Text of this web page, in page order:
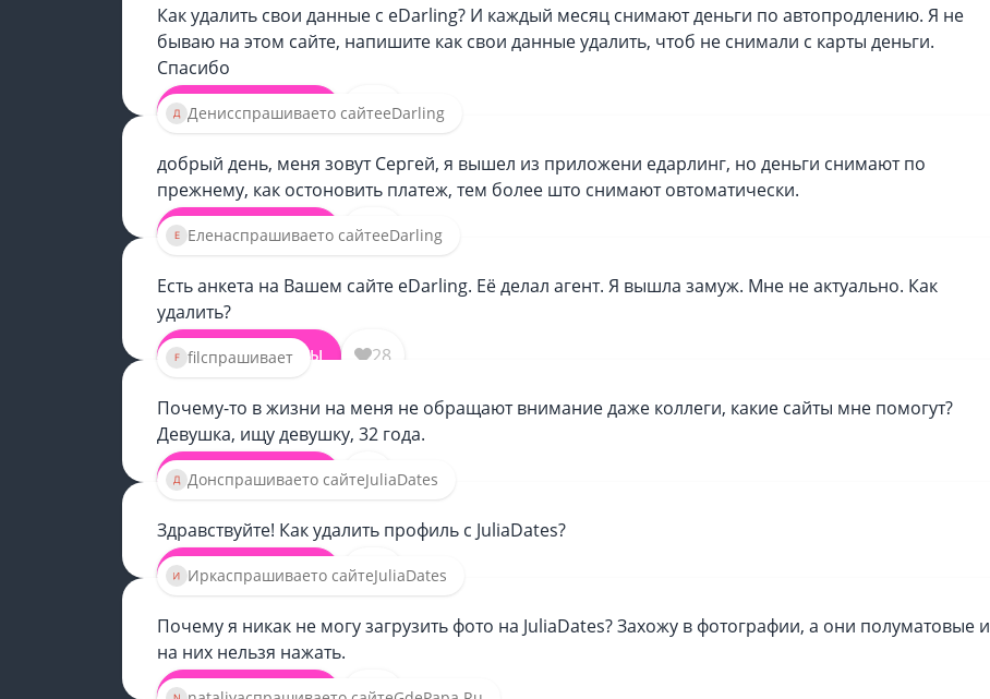
Как удалить свои данные с eDarling? И каждый месяц снимают деньги по автопродлению. Я не
бываю на этом сайте, напишите как свои данные удалить, чтоб не снимали с карты деньги.
Спасибо
СМОТРЕТЬ ОТВЕТЫ 29
Денисспрашиваето сайтеeDarling
добрый день, меня зовут Сергей, я вышел из приложени едарлинг, но деньги снимают по
прежнему, как остоновить платеж, тем более што снимают овтоматически.
СМОТРЕТЬ ОТВЕТЫ 30
Еленаспрашиваето сайтеeDarling
Есть анкета на Вашем сайте eDarling. Её делал агент. Я вышла замуж. Мне не актуально. Как
удалить?
СМОТРЕТЬ ОТВЕТЫ 28
filспрашивает
Почему-то в жизни на меня не обращают внимание даже коллеги, какие сайты мне помогут?
Девушка, ищу девушку, 32 года.
СМОТРЕТЬ ОТВЕТЫ 8
Донспрашиваето сайтеJuliaDates
Здравствуйте! Как удалить профиль с JuliaDates?
СМОТРЕТЬ ОТВЕТЫ 20
Иркаспрашиваето сайтеJuliaDates
Почему я никак не могу загрузить фото на JuliaDates? Захожу в фотографии, а они полуматовые и
на них нельзя нажать.
✕